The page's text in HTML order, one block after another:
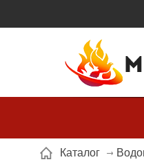
Каталог